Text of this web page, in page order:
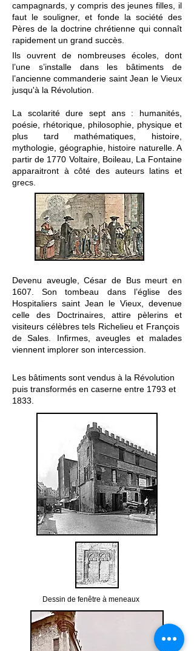
campagnards, y compris des jeunes filles, il
faut le souligner, et fonde la société des
Pères de la doctrine chrétienne qui connaît
rapidement un grand succès.
Ils ouvrent de nombreuses écoles, dont
l’une s’installe dans les bâtiments de
l’ancienne commanderie saint Jean le Vieux
jusqu'à la Révolution.
La scolarité dure sept ans : humanités,
poésie, rhétorique, philosophie, physique et
plus tard mathématiques, histoire,
mythologie, géographie, histoire naturelle. A
partir de 1770 Voltaire, Boileau, La Fontaine
apparaitront à côté des auteurs latins et
grecs.
Devenu aveugle, César de Bus meurt en
1607. Son tombeau dans l’église des
Hospitaliers saint Jean le Vieux, devenue
celle des Doctrinaires, attire pèlerins et
visiteurs célèbres tels Richelieu et François
de Sales. Infirmes, aveugles et malades
viennent implorer son intercession.
Les bâtiments sont vendus à la Révolution
puis transformés en caserne entre 1793 et
1833.
Dessin de fenêtre à meneaux